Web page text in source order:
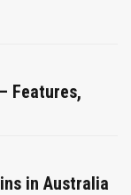
Features,
in Australia